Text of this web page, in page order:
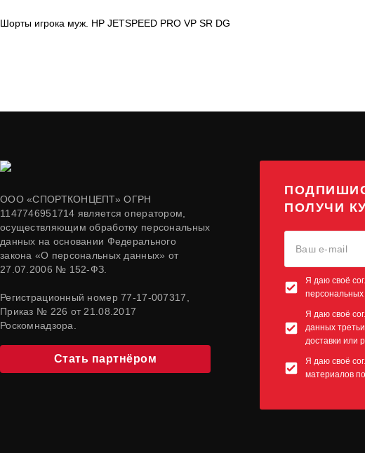
Шорты игрока муж. HP JETSPEED PRO VP SR DG
ООО «СПОРТКОНЦЕПТ» ОГРН
1147746951714 является оператором,
осуществляющим обработку персональных
данных на основании Федерального
закона «О персональных данных» от
27.07.2006 № 152-ФЗ.
Регистрационный номер 77-17-007317,
Приказ № 226 от 21.08.2017
Роскомнадзора.
Стать партнёром
ПОЛУЧИ
Я даю своё
Я даю своё
данных
доставки или
Я даю своё
материалов по